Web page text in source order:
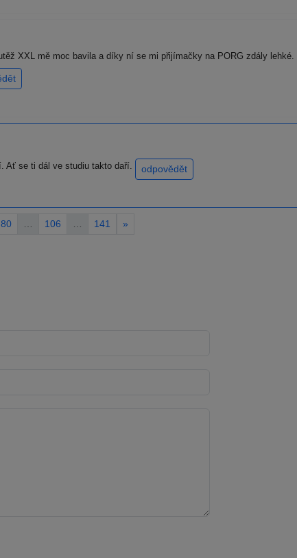
XXL mě moc bavila a díky ní se mi přijímačky na PORG zdály
Ať se ti dál ve studiu takto daří. odpovědět
80 106 141 »